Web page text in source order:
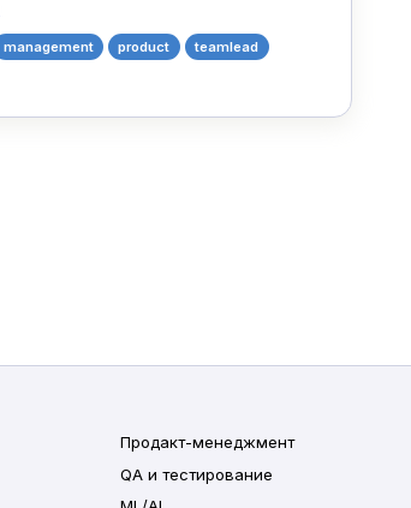
management product
teamlead
Продакт-менеджмент
QA и тестирование